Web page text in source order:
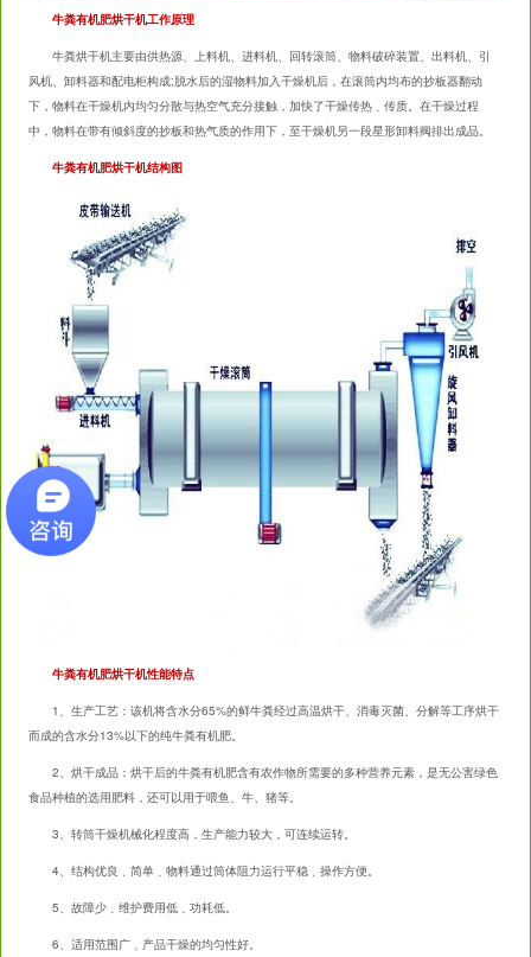
牛粪有机肥烘干机工作原理
牛粪烘干机主要由供热源、上料机、进料机、回转滚筒、物料破碎装置、出料机、引
风机、卸料器和配电柜构成;脱水后的湿物料加入干燥机后，在滚筒内均布的抄板器翻动
下，物料在干燥机内均匀分散与热空气充分接触，加快了干燥传热﹑传质。在干燥过程
中，物料在带有倾斜度的抄板和热气质的作用下，至干燥机另一段星形卸料阀排出成品。
牛粪有机肥烘干机结构图
牛粪有机肥烘干机性能特点
1、生产工艺：该机将含水分65%的鲜牛粪经过高温烘干、消毒灭菌、分解等工序烘干
而成的含水分13%以下的纯牛粪有机肥。
2、烘干成品：烘干后的牛粪有机肥含有农作物所需要的多种营养元素，是无公害绿色
食品种植的选用肥料，还可以用于喂鱼、牛、猪等。
3、转筒干燥机械化程度高，生产能力较大，可连续运转。
4、结构优良﹑简单﹑物料通过筒体阻力运行平稳﹑操作方便。
5、故障少﹑维护费用低﹑功耗低。
6、适用范围广﹑产品干燥的均匀性好。